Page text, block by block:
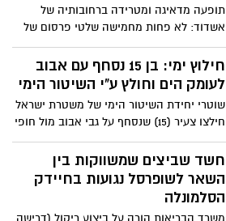
המקומית לתכנון ובניה באשדוד צפויה לאשר
תופעה מדאיגה ומטרידה ברחובותיה של
אשדוד: לא פחות מחמישה שלטי פרסום של
רשת שופרסל כוסו בצבע לבן, בחלקים בהם
הופיעו דמויות נשים וחלקים "לא צנועים"
בגופן
חילוץ ימי: בן 15 נסחף עם אבוב
לעומק הים וחולץ ע"י השיטור הימי
שוטרי יחידת השיטור הימי של משטרת ישראל
חילצו צעיר (15) שנסחף על גבי אבוב מול חופי
אשדוד. במשטרה קוראים לציבור הרוחצים
בים לנקוט במשנה זהירות
חשד שביצים שמשווקות בין
השאר לשופרסל נגועות בחיידק
הסלמונלה
משרד הבריאות הורה על ביצוע ריקול (דרישה